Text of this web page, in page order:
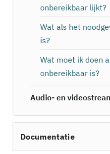
onbereikbaar lijkt?
Wat als het
is?
Wat moet ik doen
onbereikbaar is?
Audio- en
Documentatie